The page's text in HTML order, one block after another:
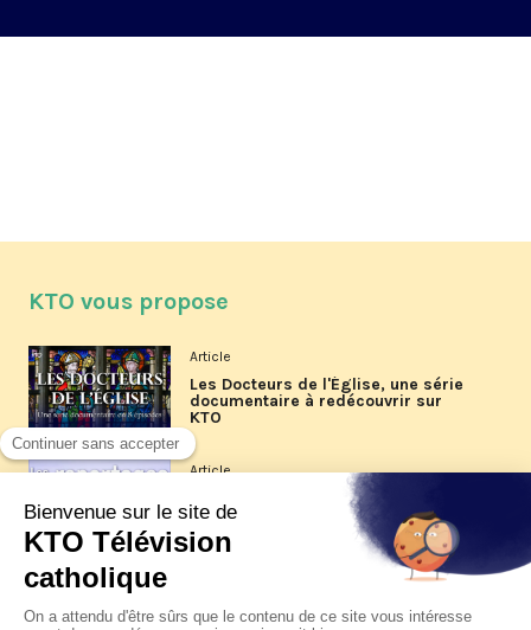
KTO vous propose
Article
Les Docteurs de l'Église, une série
documentaire à redécouvrir sur
KTO
Article
Les reportages d'été 2026 de KTO
La visite pastorale du pape Léon
XIV à Assise à suivre sur KTO le